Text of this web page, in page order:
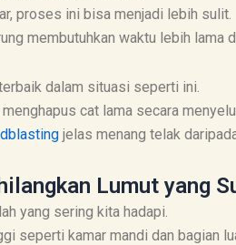
proses ini bisa menjadi lebih sulit.
membutuhkan waktu lebih lama
dalam situasi seperti ini.
cat lama secara
jelas menang telak
Lumut yang
yang sering kita hadapi.
seperti kamar mandi dan bagian